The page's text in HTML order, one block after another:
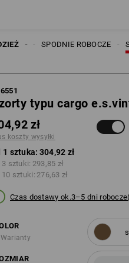
SPODNIE ROBOCZE
typu cargo
zł
koszty wysyłki
1 sztuka: 304,92 zł
3 sztuki: 293,85 zł
10 sztuki: 276,63 zł
Czas dostawy ok.3–5 dni